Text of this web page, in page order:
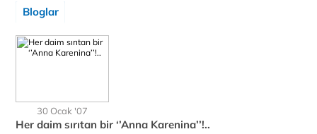
Bloglar
30 Ocak '07
Her daim sırıtan bir ‘’Anna Karenina’’!..